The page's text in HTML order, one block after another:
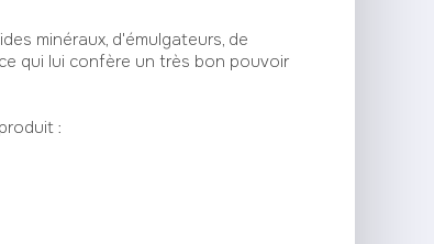
minéraux, d'émulgateurs, de
qui lui confère un très bon pouvoir
: